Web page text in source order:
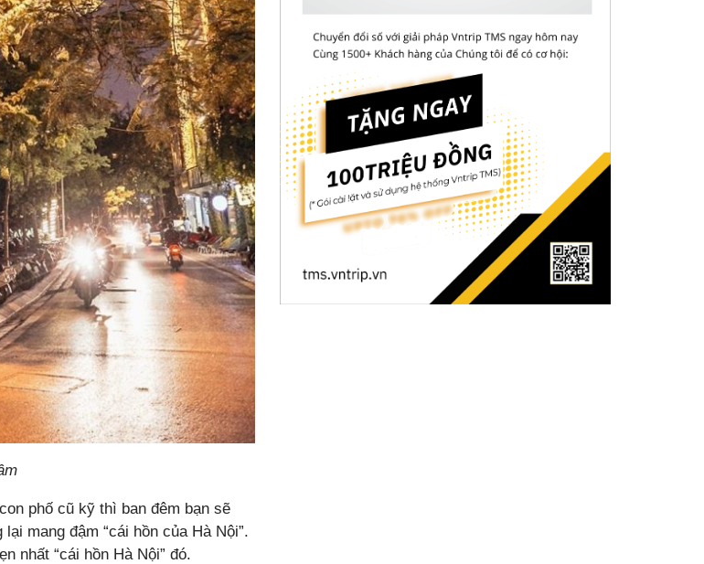
phố cũ kỹ thì ban đêm bạn sẽ
mang đậm “cái hồn của Hà Nội”.
nhất “cái hồn Hà Nội” đó.